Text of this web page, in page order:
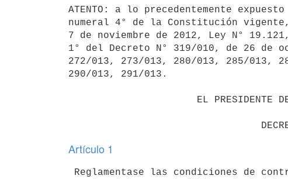
ATENTO: a lo precedentemente
numeral 4° de la Constitución
7 de noviembre de 2012, Ley N°
1° del Decreto N° 319/010, de 26 de
272/013, 273/013, 280/013, 285/013,
290/013, 291/013.
Artículo 1